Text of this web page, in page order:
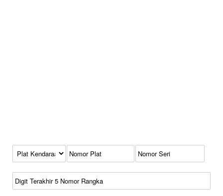
Kode Plat Kendaraan
No Plat
No Seri
No Rangka